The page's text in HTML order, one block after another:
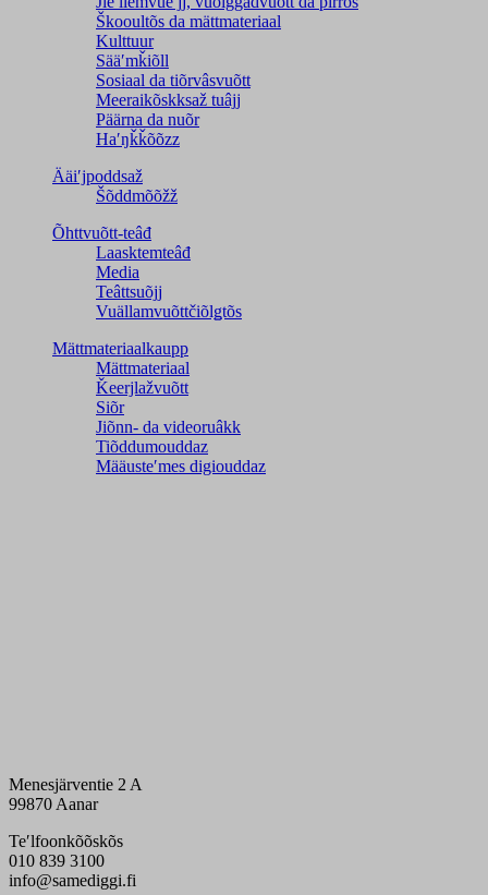
Škooultõs da mättmateriaal
Kulttuur
Sääʹmǩiõll
Sosiaal da tiõrvâsvuõtt
Meeraikõskksaž tuâjj
Päärna da nuõr
Haʹŋǩǩõõzz
Ääiʹjpoddsaž
Šõddmõõžž
Õhttvuõtt-teâđ
Laasktemteâđ
Media
Teâttsuõjj
Vuällamvuõttčiõlǥtõs
Mättmateriaalkaupp
Mättmateriaal
Ǩeerjlažvuõtt
Siõr
Jiõnn- da videoruâkk
Tiõddumouddaz
Määusteʹmes digiouddaz
Menesjärventie 2 A
99870 Aanar
Teʹlfoonkõõskõs
010 839 3100
info@samediggi.fi